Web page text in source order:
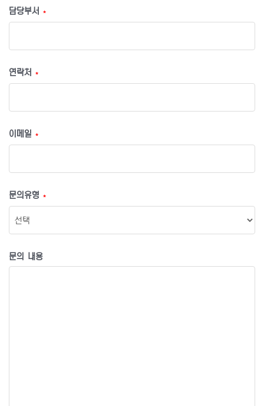
담당부서 *
연락처 *
이메일 *
문의유형 *
문의 내용